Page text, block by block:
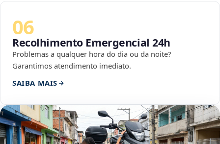
06
Recolhimento Emergencial 24h
Problemas a qualquer hora do dia ou da noite?
Garantimos atendimento imediato.
SAIBA MAIS